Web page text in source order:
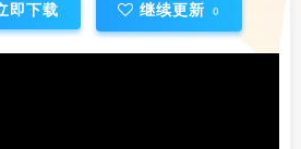
即下载 继续更新 0